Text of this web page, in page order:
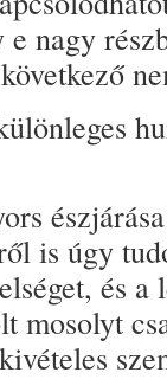
nagy
is úgy
és a
mosolyt